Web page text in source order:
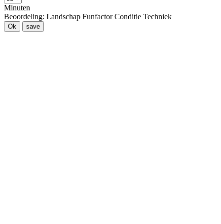
Minuten
Beoordeling: Landschap Funfactor Conditie Techniek
Ok save